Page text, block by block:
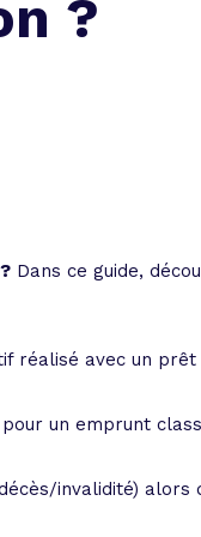
?
Dans ce guide,
réalisé avec un prêt
un emprunt
invalidité) alors